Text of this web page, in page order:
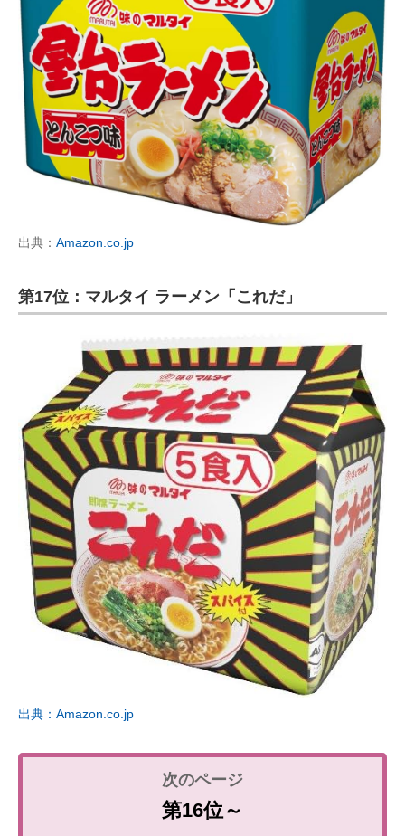
出典： Amazon.co.jp
第17位：マルタイ ラーメン「これだ」
出典：Amazon.co.jp
第16位～